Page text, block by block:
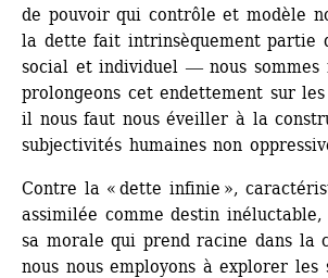
de pouvoir qui contrôle et modèle
la dette fait intrinsèquement partie
social et individuel ― nous sommes
prolongeons cet endettement sur
il nous faut nous éveiller à la
subjectivités humaines non
Contre la « dette infinie »,
assimilée comme destin
sa morale qui prend racine dans la
nous nous employons à explorer